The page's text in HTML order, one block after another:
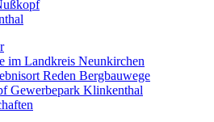
im Landkreis Neunkirchen
Reden Bergbauwege
Gewerbepark Klinkenthal